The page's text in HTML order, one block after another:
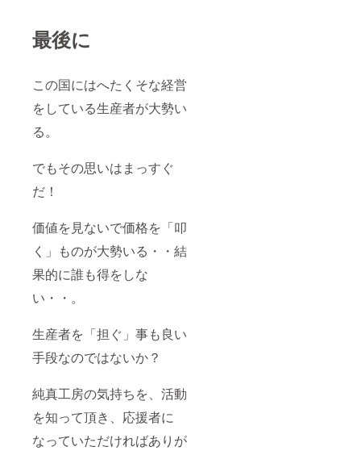
最後に
この国にはへたくそな経営
をしている生産者が大勢い
る。
でもその思いはまっすぐ
だ！
価値を見ないで価格を「叩
く」ものが大勢いる・・結
果的に誰も得をしな
い・・。
生産者を「担ぐ」事も良い
手段なのではないか？
純真工房の気持ちを、活動
を知って頂き、応援者に
なっていただければありが